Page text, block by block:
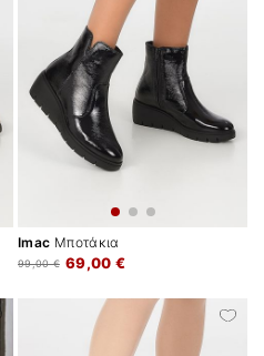
Imac Μποτάκια
69,00 €
99,00 €